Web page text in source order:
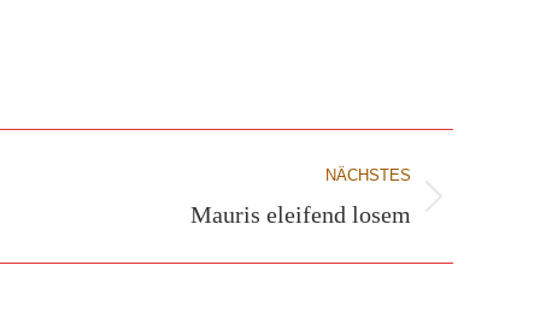
NÄCHSTES
Mauris eleifend losem